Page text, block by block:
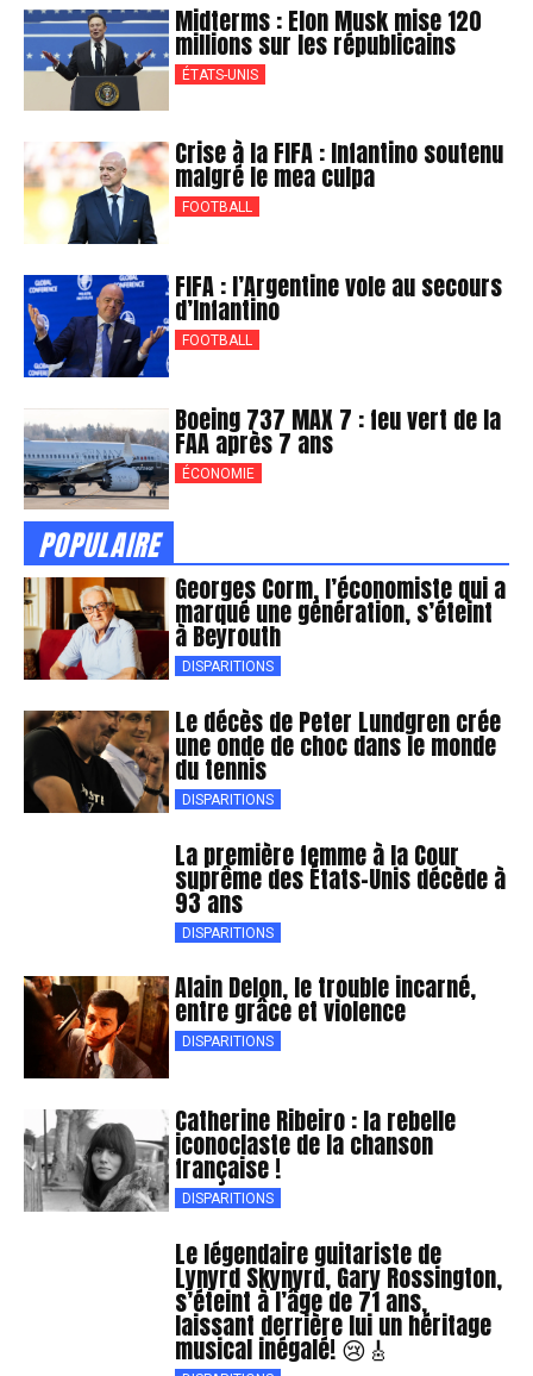
Midterms : Elon Musk mise 120
millions sur les républicains
ÉTATS-UNIS
Crise à la FIFA : Infantino soutenu
malgré le mea culpa
FOOTBALL
FIFA : l’Argentine vole au secours
d’Infantino
FOOTBALL
Boeing 737 MAX 7 : feu vert de la
FAA après 7 ans
ÉCONOMIE
POPULAIRE
Georges Corm, l’économiste qui a
marqué une génération, s’éteint
à Beyrouth
DISPARITIONS
Le décès de Peter Lundgren crée
une onde de choc dans le monde
du tennis
DISPARITIONS
La première femme à la Cour
suprême des États-Unis décède à
93 ans
DISPARITIONS
Alain Delon, le trouble incarné,
entre grâce et violence
DISPARITIONS
Catherine Ribeiro : la rebelle
iconoclaste de la chanson
française !
DISPARITIONS
Le légendaire guitariste de
Lynyrd Skynyrd, Gary Rossington,
s’éteint à l’âge de 71 ans,
laissant derrière lui un héritage
musical inégalé! 😢🎸